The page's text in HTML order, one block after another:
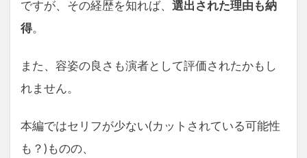
ですが、その経歴を知れば、 選出された理由も納
得。
また、容姿の良さも演者として評価されたかもし
れません。
本編ではセリフが少ない(カットされている可能性
も？)ものの、